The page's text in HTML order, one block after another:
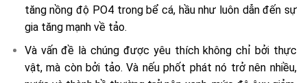
tăng nồng độ PO4 trong bể cá, hầu như luôn dẫn đến sự
gia tăng mạnh về tảo.
Và vấn đề là chúng được yêu thích không chỉ bởi thực
vật, mà còn bởi tảo. Và nếu phốt phát nó trở nên nhiều,